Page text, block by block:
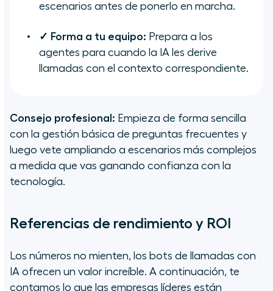
escenarios antes de ponerlo en marcha.
✓ Forma a tu equipo: Prepara a los
agentes para cuando la IA les derive
llamadas con el contexto correspondiente.
Consejo profesional: Empieza de forma sencilla
con la gestión básica de preguntas frecuentes y
luego vete ampliando a escenarios más complejos
a medida que vas ganando confianza con la
tecnología.
Referencias de rendimiento y ROI
Los números no mienten, los bots de llamadas con
IA ofrecen un valor increíble. A continuación, te
contamos lo que las empresas líderes están